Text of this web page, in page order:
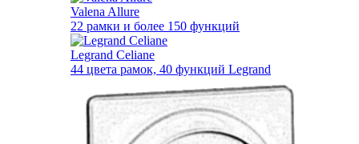
Valena Allure
22 рамки и более 150 функций
Legrand Celiane
44 цвета рамок, 40 функций Legrand